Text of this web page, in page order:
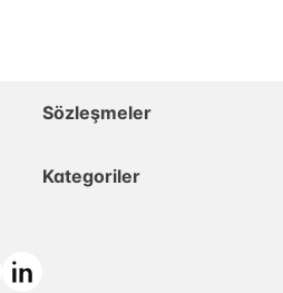
Sözleşmeler
Kategoriler